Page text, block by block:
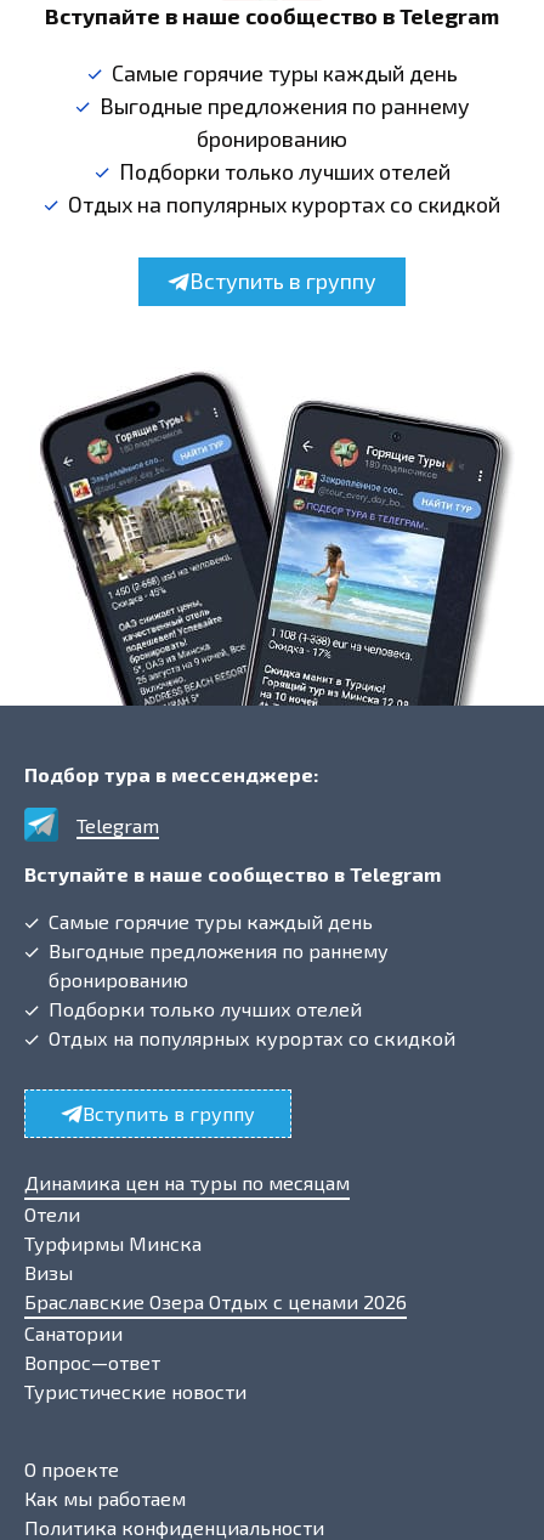
Вступайте в наше сообщество в Telegram
Самые горячие туры каждый день
Выгодные предложения по раннему
бронированию
Подборки только лучших отелей
Отдых на популярных курортах со скидкой
Вступить в группу
Динамика цен на туры по месяцам
Отели
Турфирмы Минска
Визы
Браславские Озера Отдых с ценами 2026
Санатории
Вопрос—ответ
Туристические новости
О проекте
Как мы работаем
Политика конфиденциальности
Подбор тура в мессенджере:
Telegram
Вступайте в наше сообщество в Telegram
Самые горячие туры каждый день
Выгодные предложения по раннему
бронированию
Подборки только лучших отелей
Отдых на популярных курортах со скидкой
Вступить в группу